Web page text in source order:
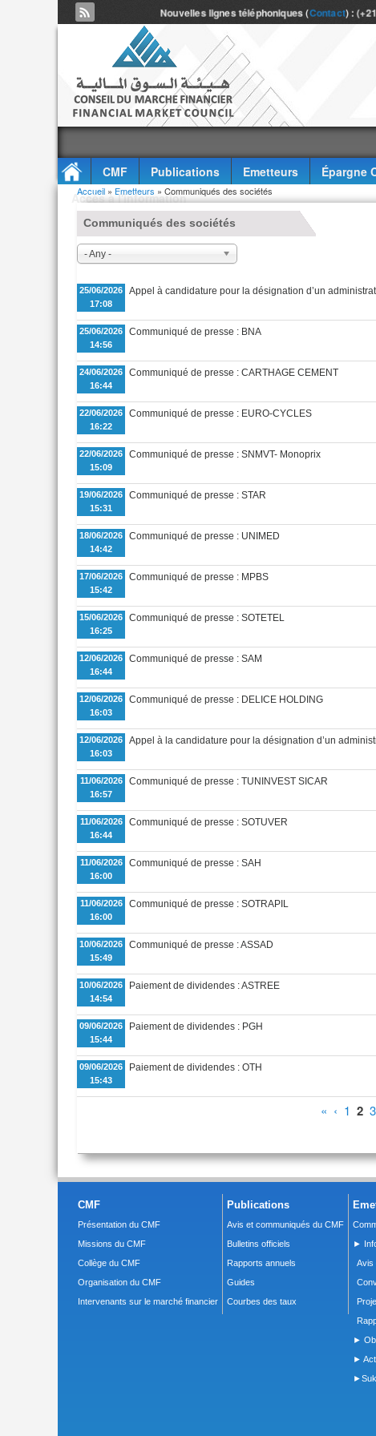
Nouvelles lignes téléphoniques (Contact) :
CMF Publications Emetteurs Épargne
Accès à l'information
Vous êtes ici
Accueil » Emetteurs » Communiqués des sociétés
Communiqués des sociétés
- Any -
25/06/2026
17:08
Appel à candidature pour la désignation d’un
25/06/2026
14:56
Communiqué de presse : BNA
24/06/2026
16:44
Communiqué de presse : CARTHAGE CEMENT
22/06/2026
16:22
Communiqué de presse : EURO-CYCLES
22/06/2026
15:09
Communiqué de presse : SNMVT- Monoprix
19/06/2026
15:31
Communiqué de presse : STAR
18/06/2026
14:42
Communiqué de presse : UNIMED
17/06/2026
15:42
Communiqué de presse : MPBS
15/06/2026
16:25
Communiqué de presse : SOTETEL
12/06/2026
16:44
Communiqué de presse : SAM
12/06/2026
16:03
Communiqué de presse : DELICE HOLDING
12/06/2026
16:03
Appel à la candidature pour la désignation d’un
11/06/2026
16:57
Communiqué de presse : TUNINVEST SICAR
11/06/2026
16:44
Communiqué de presse : SOTUVER
11/06/2026
16:00
Communiqué de presse : SAH
11/06/2026
16:00
Communiqué de presse : SOTRAPIL
10/06/2026
15:49
Communiqué de presse : ASSAD
10/06/2026
14:54
Paiement de dividendes : ASTREE
09/06/2026
15:44
Paiement de dividendes : PGH
09/06/2026
15:43
Paiement de dividendes : OTH
« ‹ 1 2 3
CMF
Présentation du CMF
Missions du CMF
Collège du CMF
Organisation du CMF
Intervenants sur le marché financier
Publications
Avis et communiqués du CMF
Bulletins officiels
Rapports annuels
Guides
Courbes des taux
►
Avis
►
►